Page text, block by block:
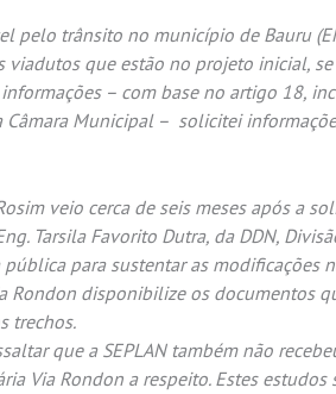
pelo trânsito no município de Bauru
viadutos que estão no projeto inicial,
– com base no artigo 18,
Municipal – solicitei
veio cerca de seis meses após a
Tarsila Favorito Dutra, da DDN,
para sustentar as modificações
Rondon disponibilize os documentos
trechos.
que a SEPLAN também não
Via Rondon a respeito. Estes